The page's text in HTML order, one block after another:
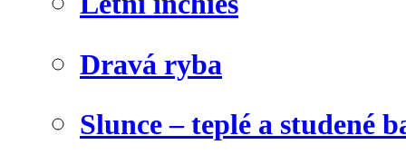
Dravá ryba
Slunce – teplé a studené